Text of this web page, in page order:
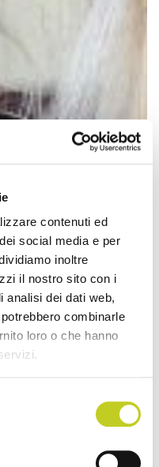
contenuti ed
social media e per
inoltre
il nostro sito con i
analisi dei dati web,
combinarle
loro o che hanno